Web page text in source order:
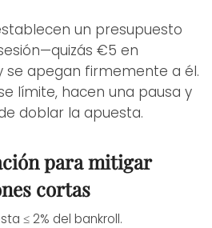
un presupuesto
€5 en
se apegan firmemente a él.
límite, hacen una pausa y
doblar la apuesta.
para mitigar
cortas
≤ 2% del bankroll.